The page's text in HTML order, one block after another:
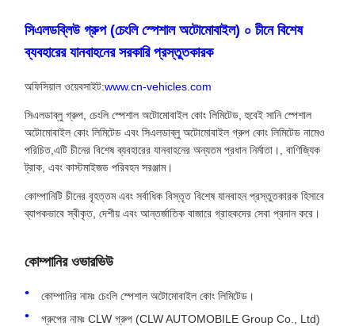
সিএলডব্লিউ গ্রুপ (চেংলি স্পেশাল অটোমোবাইল) ০ চীনে বিশেষ
ব্যবহারের যানবাহনের সরকারি প্রস্তুতকারক
অফিসিয়াল ওয়েবসাইট:www.cn-vehicles.com
সিএলডাব্লু গ্রুপ, চেংলি স্পেশাল অটোমোবাইল কোং লিমিটেড, হুবেই সানি স্পেশাল
অটোমোবাইল কোং লিমিটেড এবং সিএলডাব্লু অটোমোবাইল গ্রুপ কোং লিমিটেড নামেও
পরিচিত,এটি চীনের বিশেষ ব্যবহারের যানবাহনের অন্যতম প্রধান নির্মাতা।, বাণিজ্যিক
ট্রাক, এবং কাস্টমাইজড পরিবহন সরঞ্জাম।
কোম্পানিটি চীনের বৃহত্তম এবং সর্বাধিক বিস্তৃত বিশেষ যানবাহন প্রস্তুতকারক হিসাবে
ব্যাপকভাবে স্বীকৃত, দেশীয় এবং আন্তর্জাতিক বাজারে গ্রাহকদের সেবা প্রদান করে।
কোম্পানির ওভারভিউ
কোম্পানির নামঃ চেংলি স্পেশাল অটোমোবাইল কোং লিমিটেড।
গ্রুপের নামঃ CLW গ্রুপ (CLW AUTOMOBILE Group Co., Ltd)